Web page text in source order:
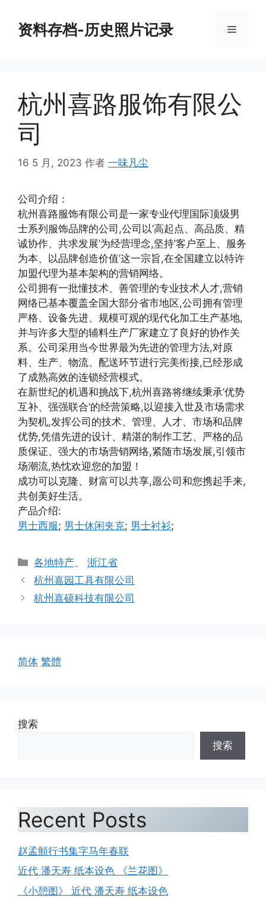
资料存档-历史照片记录 菜
杭州喜路服饰有限公
司
16 5 月, 2023 作者 一味凡尘
公司介绍：
杭州喜路服饰有限公司是一家专业代理国际顶级男
士系列服饰品牌的公司,公司以’高起点、高品质、精
诚协作、共求发展’为经营理念,坚持’客户至上、服务
为本、以品牌创造价值’这一宗旨,在全国建立以特许
加盟代理为基本架构的营销网络。
公司拥有一批懂技术、善管理的专业技术人才,营销
网络已基本覆盖全国大部分省市地区,公司拥有管理
严格、设备先进、规模可观的现代化加工生产基地,
并与许多大型的辅料生产厂家建立了良好的协作关
系。公司采用当今世界最为先进的管理方法,对原
料、生产、物流、配送环节进行完美衔接,已经形成
了成熟高效的连锁经营模式。
在新世纪的机遇和挑战下,杭州喜路将继续秉承’优势
互补、强强联合’的经营策略,以迎接入世及市场需求
为契机,发挥公司的技术、管理、人才、市场和品牌
优势,凭借先进的设计、精湛的制作工艺、严格的品
质保证、强大的市场营销网络,紧随市场发展,引领市
场潮流,热忱欢迎您的加盟！
成功可以克隆、财富可以共享,愿公司和您携起手来,
共创美好生活。
产品介绍:
男士西服; 男士休闲夹克; 男士衬衫;
分
类
各地特产、浙江省
杭州嘉园工具有限公司
杭州嘉硕科技有限公司
简体 繁體
搜索
搜索
Recent Posts
赵孟頫行书集字马年春联
近代 潘天寿 纸本设色 《兰花图》
《小憩图》 近代 潘天寿 纸本设色